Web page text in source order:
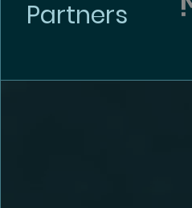
Partners